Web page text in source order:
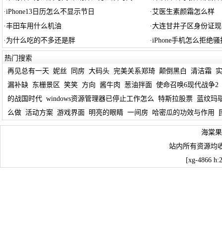
·iPhone13日历怎么不显示节日 ·艾医生素颜霜怎么样
·丰田车用什么机油 ·大连甘井子区身份证
· 为什么吃的不多还是胖 ·iPhone手机怎么拒绝
热门搜索
再见总有一天 妮丝 同房 大码头 完美关系郑琦 颠倒黑白 清洁霜
漏补缺
东栅景区 笑笑 方向 酱牛肉 葱油拌面 使命召唤6现代战争2
的战国时代 windows资源管理器已停止工作怎么 特斯拉股票
蓝纹玛
么做 活动方案 游戏界面 明亮的眼睛 一间房 哈密瓜的功效与作用
海棠
站内所有资源均
[xg-4866